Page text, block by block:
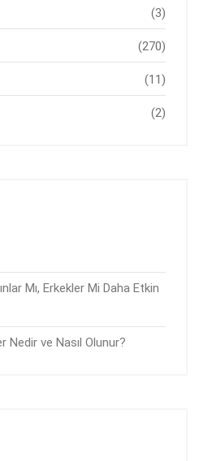
(3)
(270)
(11)
(2)
Mı, Erkekler Mi Daha Etkin
Nedir ve Nasıl Olunur?